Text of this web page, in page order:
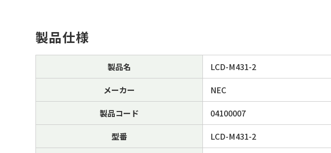
製品仕様
製品名
LCD-M431-2
メーカー
NEC
製品コード
04100007
型番
LCD-M431-2